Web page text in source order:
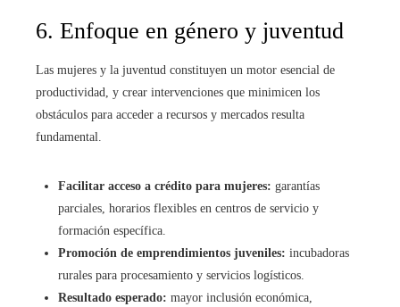
6. Enfoque en género y juventud
Las mujeres y la juventud constituyen un motor esencial de
productividad, y crear intervenciones que minimicen los
obstáculos para acceder a recursos y mercados resulta
fundamental.
Facilitar acceso a crédito para mujeres: garantías
parciales, horarios flexibles en centros de servicio y
formación específica.
Promoción de emprendimientos juveniles: incubadoras
rurales para procesamiento y servicios logísticos.
Resultado esperado: mayor inclusión económica,